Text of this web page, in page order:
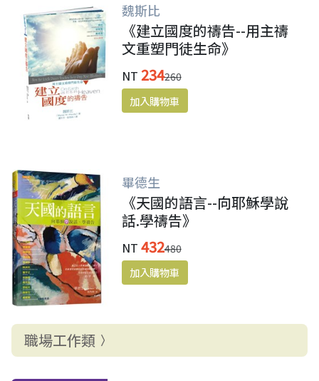
魏斯比
《建立國度的禱告--用主禱
文重塑門徒生命》
NT 234260
畢德生
《天國的語言--向耶穌學說
話.學禱告》
NT 432480
職場工作類